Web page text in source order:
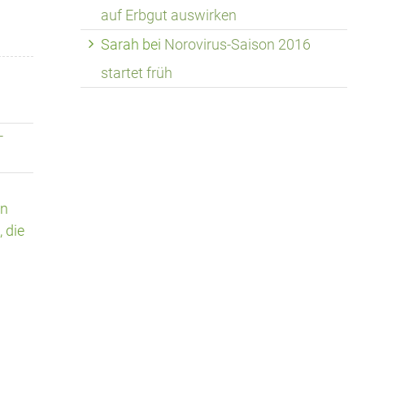
die
auf Erbgut auswirken
Sarah bei Norovirus-Saison 2016
startet früh